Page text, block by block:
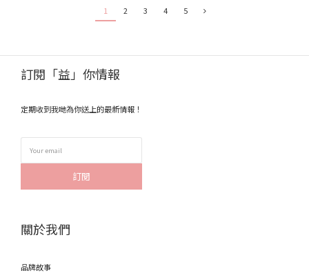
1 2 3 4 5
訂閱「益」你情報
定期收到我哋為你送上的最新情報！
訂閱
關於我們
品牌故事